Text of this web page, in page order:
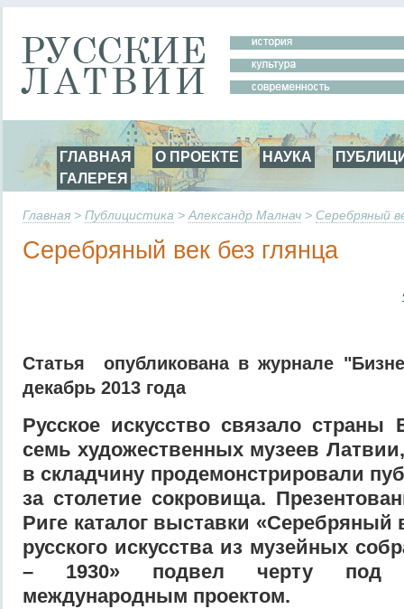
ГЛАВНАЯ О ПРОЕКТЕ НАУКА
ГАЛЕРЕЯ
Главная > Публицистика > Александр Малнач > Серебряный
Серебряный век без глянца
Статья опубликована в журнале
декабрь 2013 года
Русское искусство связало страны
семь художественных музеев
в складчину продемонстрировали
за столетие сокровища.
Риге каталог выставки «Серебряный
русского искусства из музейных
– 1930» подвел черту под
международным проектом.